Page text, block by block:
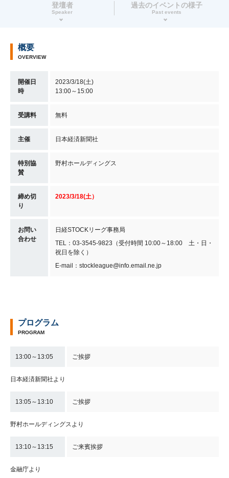
登壇者
Speaker
過去のイベントの様子
Past events
概要
OVERVIEW
開催日
時
2023/3/18(土)
13:00～15:00
受講料 無料
主催 日本経済新聞社
特別協
賛
野村ホールディングス
締め切
り
2023/3/18(土）
お問い
合わせ
日経STOCKリーグ事務局
TEL：03-3545-9823（受付時間 10:00～18:00 土・日・
祝日を除く）
E-mail：stockleague@info.email.ne.jp
プログラム
PROGRAM
13:00～13:05 ご挨拶
日本経済新聞社より
13:05～13:10 ご挨拶
野村ホールディングスより
13:10～13:15 ご来賓挨拶
金融庁より